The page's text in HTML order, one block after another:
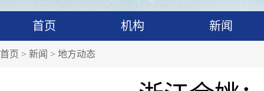
首页 机构 新闻
首页 > 新闻 > 地方动态